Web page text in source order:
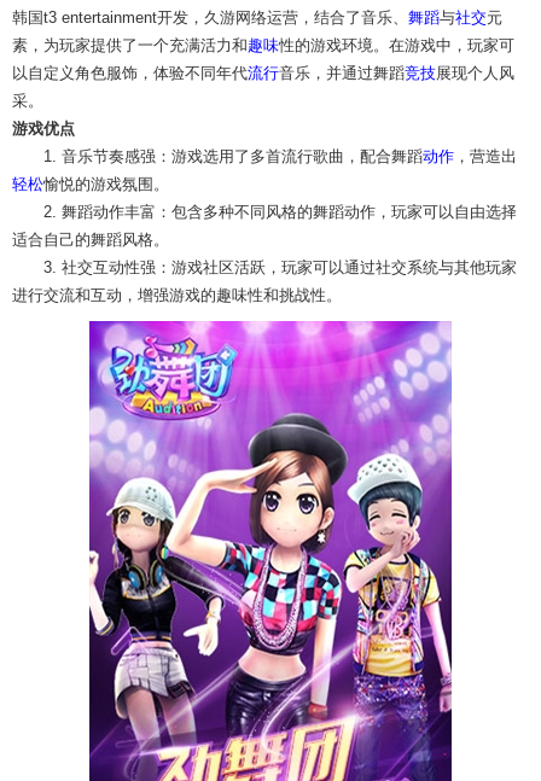
韩国t3 entertainment开发，久游网络运营，结合了音乐、 舞蹈与社交元
素，为玩家提供了一个充满活力和趣味性的游戏环境。在游戏中，玩家可
以自定义角色服饰，体验不同年代流行音乐，并通过舞蹈竞技展现个人风
采。
游戏优点
1. 音乐节奏感强：游戏选用了多首流行歌曲，配合舞蹈动作 ，营造出
轻松愉悦的游戏氛围。
2. 舞蹈动作丰富：包含多种不同风格的舞蹈动作，玩家可以自由选择
适合自己的舞蹈风格。
3. 社交互动性强：游戏社区活跃，玩家可以通过社交系统与其他玩家
进行交流和互动，增强游戏的趣味性和挑战性。